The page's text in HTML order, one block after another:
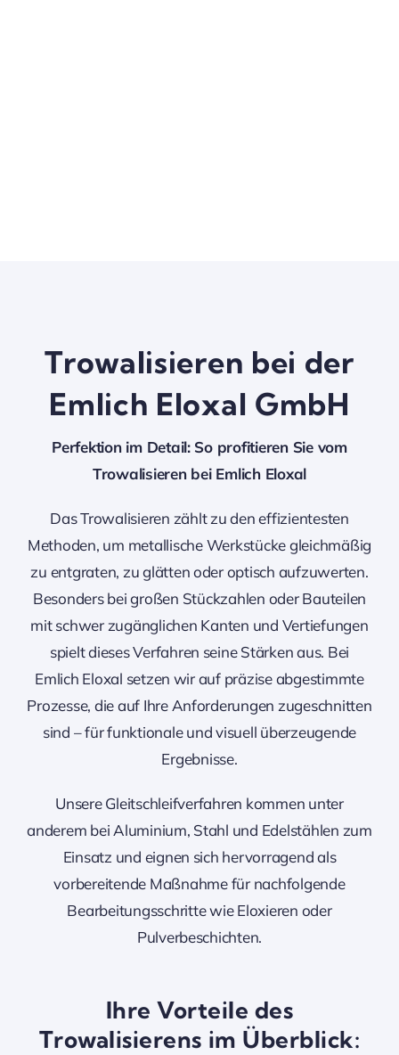
Trowalisieren bei der
Emlich Eloxal GmbH
Perfektion im Detail: So profitieren Sie vom
Trowalisieren bei Emlich Eloxal
Das Trowalisieren zählt zu den effizientesten
Methoden, um metallische Werkstücke gleichmäßig
zu entgraten, zu glätten oder optisch aufzuwerten.
Besonders bei großen Stückzahlen oder Bauteilen
mit schwer zugänglichen Kanten und Vertiefungen
spielt dieses Verfahren seine Stärken aus. Bei
Emlich Eloxal setzen wir auf präzise abgestimmte
Prozesse, die auf Ihre Anforderungen zugeschnitten
sind – für funktionale und visuell überzeugende
Ergebnisse.
Unsere Gleitschleifverfahren kommen unter
anderem bei Aluminium, Stahl und Edelstählen zum
Einsatz und eignen sich hervorragend als
vorbereitende Maßnahme für nachfolgende
Bearbeitungsschritte wie Eloxieren oder
Pulverbeschichten.
Ihre Vorteile des
Trowalisierens im Überblick: